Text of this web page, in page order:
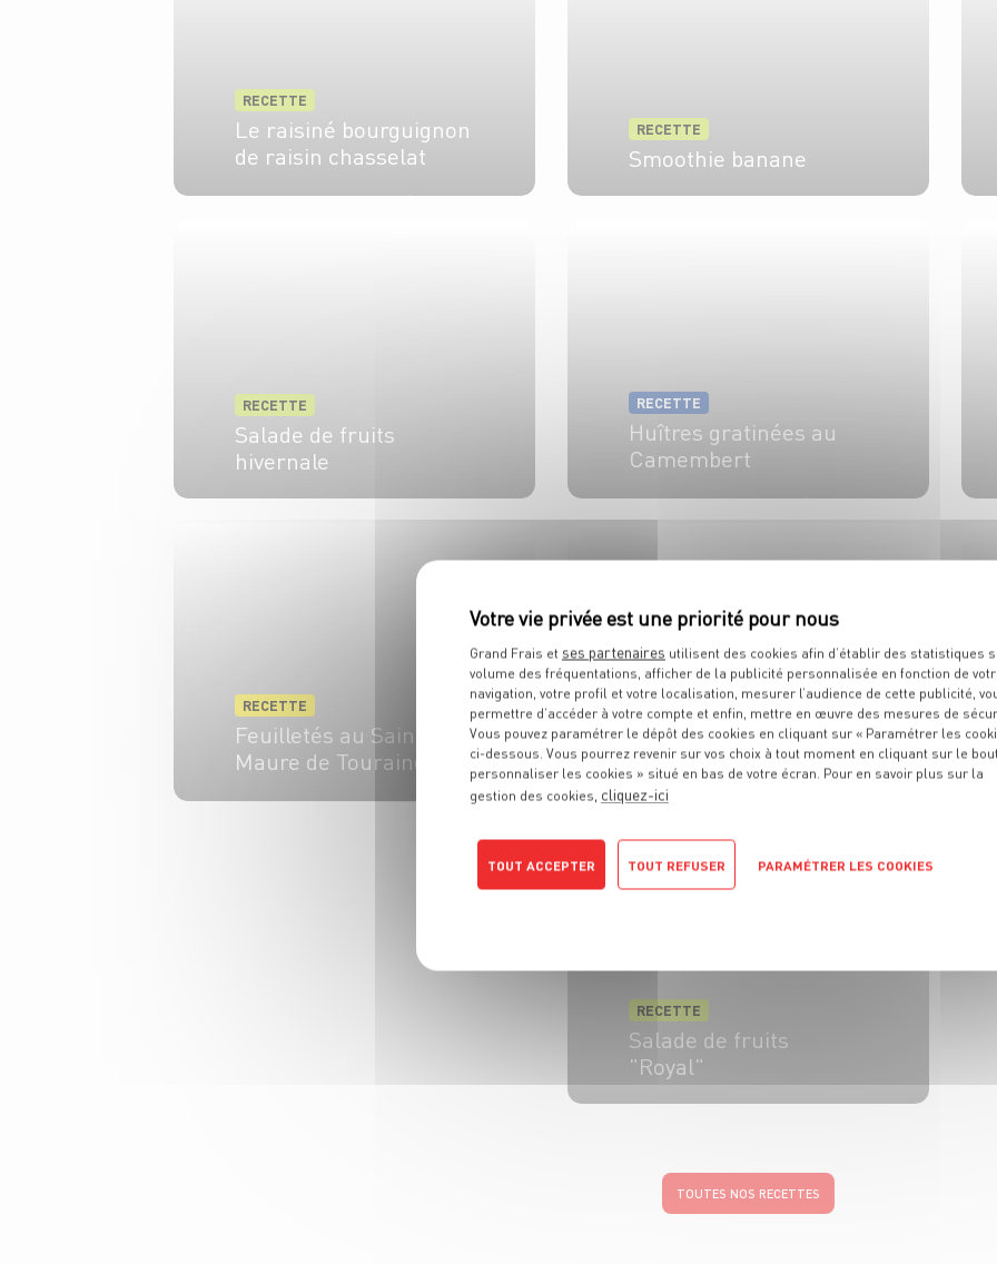
RECETTE
Le raisiné bourguignon
de raisin chasselat
RECETTE
Smoothie banane
RECETTE
Salade de fruits
hivernale
RECETTE
Huîtres gratinées au
Camembert
RECETTE
Feuilletés au Sainte-
Maure de Touraine
25 min
RECETTE
Poires brésiliennes
6 pers.
RECETTE
Salade de fruits
"Royal"
TOUTES NOS RECETTES
Grand Frais et ses partenaires utilisent des cookies afin d’établir des statistiques
volume des fréquentations, afficher de la publicité personnalisée en fonction de
navigation, votre profil et votre localisation, mesurer l’audience de cette publicité,
permettre d’accéder à votre compte et enfin, mettre en œuvre des mesures de
Vous pouvez paramétrer le dépôt des cookies en cliquant sur « Paramétrer les
ci-dessous. Vous pourrez revenir sur vos choix à tout moment en cliquant sur le
personnaliser les cookies » situé en bas de votre écran. Pour en savoir plus sur la
gestion des cookies, cliquez-ici
TOUT ACCEPTER TOUT REFUSER PARAMÉTRER LES COOKIES